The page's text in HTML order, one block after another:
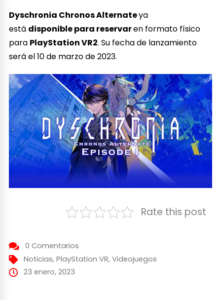
Dyschronia Chronos Alternateya
está disponible para reservaren formato físico
para PlayStation VR2. Su fecha de lanzamiento
será el 10 de marzo de 2023.
Rate this post
0 Comentarios
Noticias, PlayStation VR, Videojuegos
23 enero, 2023